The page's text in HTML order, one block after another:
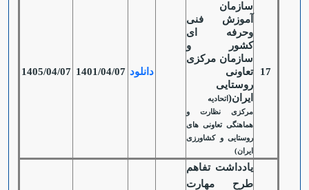
17
سازمان
آموزش فنی
وحرفه ای
کشور و
سازمان مرکزی
تعاونی
روستایی
ایران(اتحادیه
مرکزی نظارت و
هماهنگی تعاونی های
روستایی و کشاورزی
ایران)
دانلود 1401/04/07
1405/04/07
یادداشت تفاهم
طرح مهارت